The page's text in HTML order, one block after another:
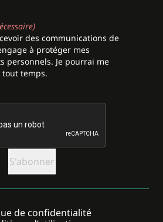
des communications de
à protéger mes
personnels. Je pourrai me
temps.
de confidentialité